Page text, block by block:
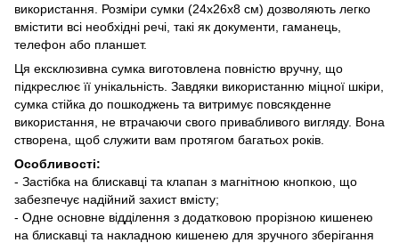
використання. Розміри сумки (24х26х8 см) дозволяють легко
вмістити всі необхідні речі, такі як документи, гаманець,
телефон або планшет.
Ця ексклюзивна сумка виготовлена повністю вручну, що
підкреслює її унікальність. Завдяки використанню міцної шкіри,
сумка стійка до пошкоджень та витримує повсякденне
використання, не втрачаючи свого привабливого вигляду. Вона
створена, щоб служити вам протягом багатьох років.
Особливості:
- Застібка на блискавці та клапан з магнітною кнопкою, що
забезпечує надійний захист вмісту;
- Одне основне відділення з додатковою прорізною кишенею
на блискавці та накладною кишенею для зручного зберігання